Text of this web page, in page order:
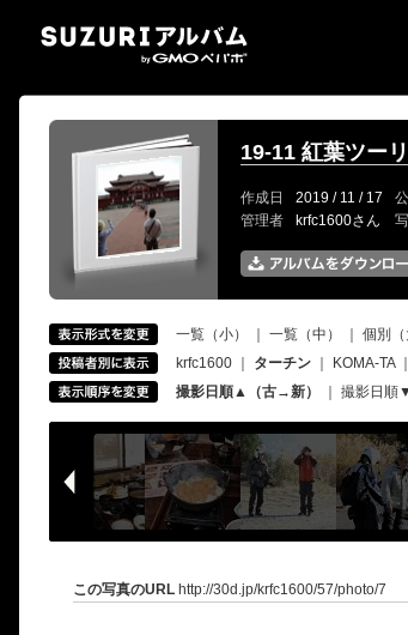
19-11 紅葉ツー
作成日 2019 / 11 / 17
管理者
krfc1600さん
一覧（小） 一覧（中） 個別（
krfc1600
ターチン KOMA-TA｜
撮影日順▲（古→新）
撮影日順
この写真のURL http://30d.jp/krfc1600/57/photo/7